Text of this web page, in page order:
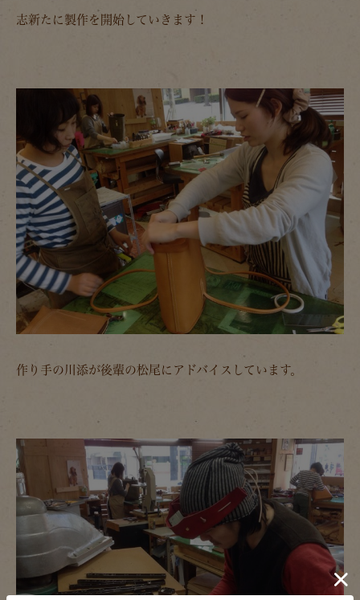
志新たに製作を開始していきます！
作り手の川添が後輩の松尾にアドバイスしています。